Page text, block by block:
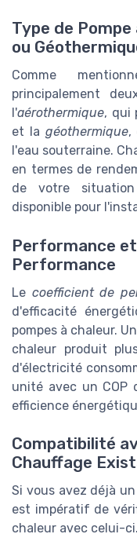
Type de
ou
Comme
principalement
l'aérothermique, qui
et la géothermique,
l'eau souterraine.
en termes de
de votre
disponible pour
Performance
Performance
Le coefficient de
d'efficacité
pompes à chaleur.
chaleur produit
d'électricité
unité avec un COP
efficience
Compatibilité
Chauffage
Si vous avez déjà
est impératif de
chaleur avec celui-